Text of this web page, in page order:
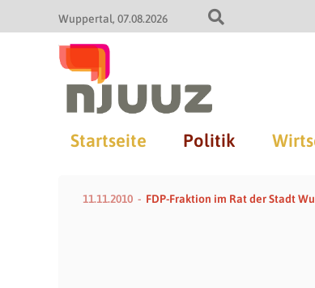
Wuppertal 07.08.2026
Startseite Politik
11.11.2010 FDP-Fraktion im Rat der Stadt